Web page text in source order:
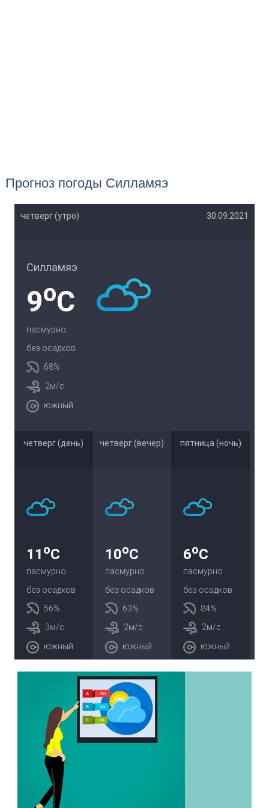
Прогноз погоды Силламяэ
четверг (утро) 30.09.2021
Силламяэ
9oC
пасмурно
без осадков
68%
2м/с
южный
четверг (день)
11 oC
пасмурно
без осадков
56%
3м/с
южный
четверг (вечер)
10oC
пасмурно
без осадков
63%
2м/с
южный
пятница (ночь)
6oC
пасмурно
без осадков
84%
2м/с
южный